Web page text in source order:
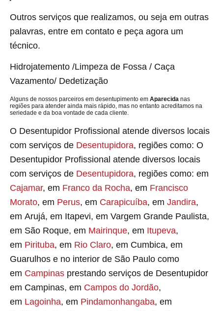
Outros serviços que realizamos, ou seja em outras
palavras, entre em contato e peça agora um
técnico.
Hidrojatemento /Limpeza de Fossa / Caça
Vazamento/ Dedetização
Alguns de nossos parceiros em desentupimento em Aparecida nas
regiões para atender ainda mais rápido, mas no entanto acreditamos na
seriedade e da boa vontade de cada cliente.
O Desentupidor Profissional atende diversos locais
com serviços de Desentupidora, regiões como: O
Desentupidor Profissional atende diversos locais
com serviços de Desentupidora, regiões como: em
Cajamar, em Franco da Rocha, em Francisco
Morato, em Perus, em Carapicuíba, em Jandira,
em Arujá, em Itapevi, em Vargem Grande Paulista,
em São Roque, em Mairinque, em Itupeva,
em Pirituba, em Rio Claro, em Cumbica, em
Guarulhos e no interior de São Paulo como
em Campinas prestando serviços de Desentupidor
em Campinas, em Campos do Jordão,
em Lagoinha, em Pindamonhangaba, em